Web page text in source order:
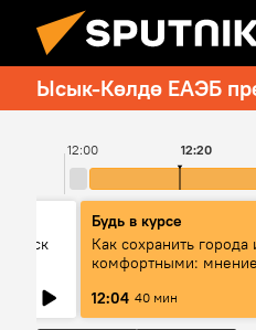
Ысык-Көлдө ЕАЭБ
12:00 12:20
Будь в курсе
Как сохранить города
комфортными:
12:04 40 мин